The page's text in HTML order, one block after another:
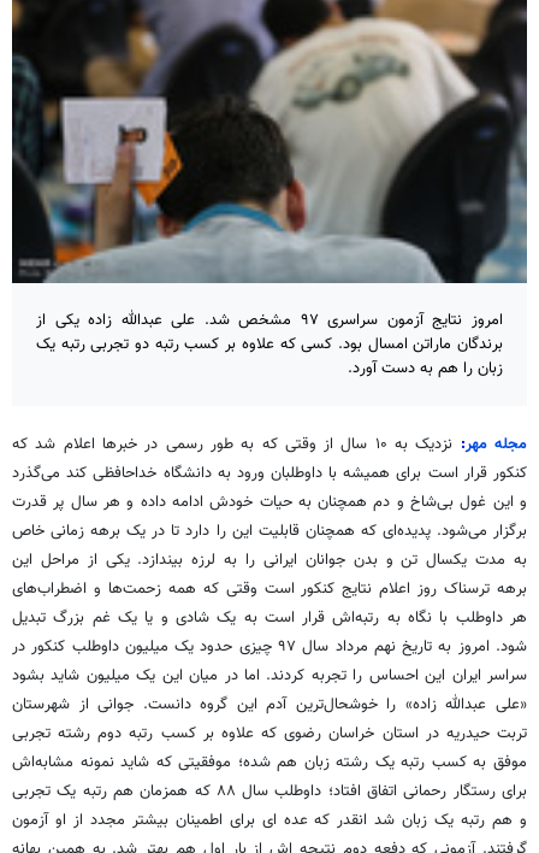
امروز نتایج آزمون سراسری ۹۷ مشخص شد. علی عبدالله زاده یکی از
برندگان ماراتن امسال بود. کسی که علاوه بر کسب رتبه دو تجربی رتبه یک
زبان را هم به دست آورد.
مجله مهر:
نزدیک به ۱۰ سال از وقتی که به طور رسمی در خبرها اعلام شد که
کنکور قرار است برای همیشه با داوطلبان ورود به دانشگاه خداحافظی کند می‌گذرد
و این غول بی‌شاخ و دم همچنان به حیات خودش ادامه داده و هر سال پر قدرت
برگزار می‌شود. پدیده‌ای که همچنان قابلیت این را دارد تا در یک برهه زمانی خاص
به مدت یکسال تن و بدن جوانان ایرانی را به لرزه بیندازد. یکی از مراحل این
برهه ترسناک روز اعلام نتایج کنکور است وقتی که همه زحمت‌ها و اضطراب‌های
هر داوطلب با نگاه به رتبه‌اش قرار است به یک شادی و یا یک غم بزرگ تبدیل
شود. امروز به تاریخ نهم مرداد سال ۹۷ چیزی حدود یک میلیون داوطلب کنکور در
سراسر ایران این احساس را تجربه کردند. اما در میان این یک میلیون شاید بشود
«علی عبدالله زاده» را خوشحال‌ترین آدم این گروه دانست. جوانی از شهرستان
تربت حیدریه در استان خراسان رضوی که علاوه بر کسب رتبه دوم رشته تجربی
موفق به کسب رتبه یک رشته زبان هم شده؛ موفقیتی که شاید نمونه مشابه‌اش
برای رستگار رحمانی اتفاق افتاد؛ داوطلب سال ۸۸ که همزمان هم رتبه یک تجربی
و هم رتبه یک زبان شد انقدر که عده ای برای اطمینان بیشتر مجدد از او آزمون